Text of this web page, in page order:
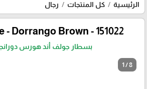
الرئيسية كل المنتجات رجال
- Dorrango Brown - 151022
بسطار جولف أند هورس
1 / 8